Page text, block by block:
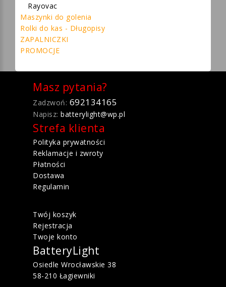
Rayovac
Maszynki do golenia
Rolki do kas - Długopisy
ZAPALNICZKI
PROMOCJE
Masz pytania?
Zadzwoń: 692134165
Napisz: batterylight@wp.pl
Strefa klienta
Polityka prywatności
Reklamacje i zwroty
Płatności
Dostawa
Regulamin
Twój koszyk
Rejestracja
Twoje konto
BatteryLight
Osiedle Wrocławskie 38
58-210 Łagiewniki